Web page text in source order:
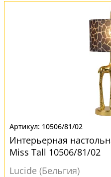
10506/81/02
Интерьерная
Miss Tall 10506/81/02
Lucide (Бельгия)